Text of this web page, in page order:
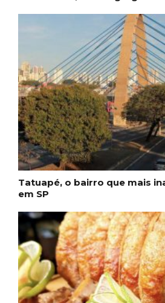
Tatuapé, o bairro que mais
em SP